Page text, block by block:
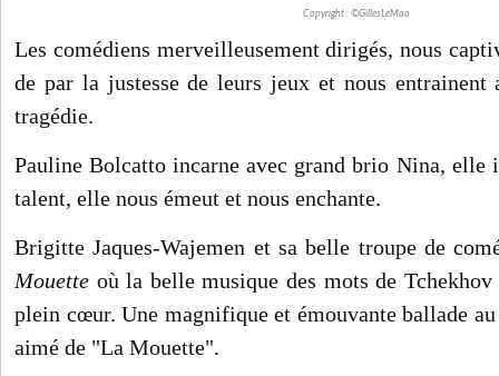
Copyright : ©GillesLeMao
Les comédiens merveilleusement dirigés, nous
de par la justesse de leurs jeux et nous entrainent
tragédie.
Pauline Bolcatto incarne avec grand brio Nina, elle
talent, elle nous émeut et nous enchante.
Brigitte Jaques-Wajemen et sa belle troupe de
Mouette où la belle musique des mots de
plein cœur. Une magnifique et émouvante ballade
aimé de "La Mouette".